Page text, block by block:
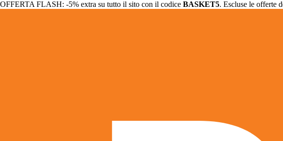
OFFERTA FLASH: -5% extra su tutto il sito con il codice BASKET5. Escluse le offerte